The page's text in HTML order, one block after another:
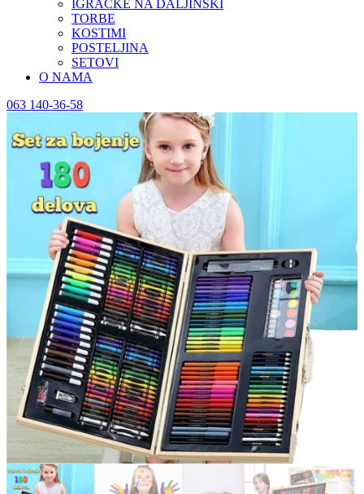
IGRAČKE NA DALJINSKI
TORBE
KOSTIMI
POSTELJINA
SETOVI
O NAMA
063 140-36-58